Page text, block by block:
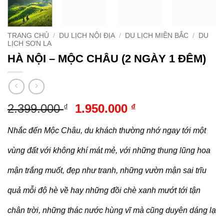
TRANG CHỦ / DU LỊCH NỘI ĐỊA / DU LỊCH MIỀN BẮC /
DU
LỊCH SƠN LA
HÀ NỘI – MỘC CHÂU (2 NGÀY 1 ĐÊM)
2.399.000₫
Giá
là:
2.399.000 ₫.
1.950.000 ₫Giá
tại
là:
1.950.000 ₫.
Nhắc đến Mộc Châu, du khách thường nhớ ngay tới một
vùng đất với không khí mát mẻ, với những thung lũng hoa
mận trắng muốt, đẹp như tranh, những vườn mận sai trĩu
quả mỗi độ hè về hay những đồi chè xanh mướt tới tận
chân trời, những thác nước hùng vĩ mà cũng duyên dáng lạ